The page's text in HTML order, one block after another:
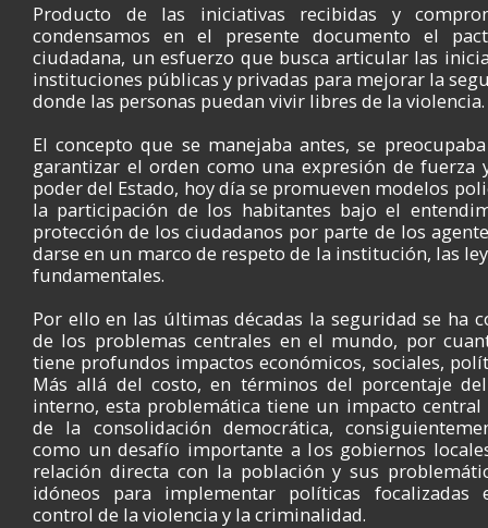
Producto de las iniciativas recibidas y
condensamos en el presente documento el
ciudadana, un esfuerzo que busca articular las
instituciones públicas y privadas para mejorar la
donde las personas puedan vivir libres de la violencia.
El concepto que se manejaba antes, se
garantizar el orden como una expresión de fuerza
poder del Estado, hoy día se promueven modelos
la participación de los habitantes bajo el
protección de los ciudadanos por parte de los
darse en un marco de respeto de la institución, las
fundamentales.
Por ello en las últimas décadas la seguridad se ha
de los problemas centrales en el mundo, por
tiene profundos impactos económicos, sociales,
Más allá del costo, en términos del porcentaje
interno, esta problemática tiene un impacto central
de la consolidación democrática,
como un desafío importante a los gobiernos
relación directa con la población y sus
idóneos para implementar políticas focalizadas
control de la violencia y la criminalidad.